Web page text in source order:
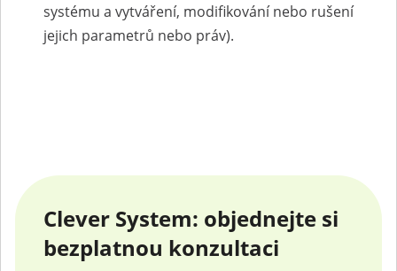
systému a vytváření, modifikování nebo rušení
jejich parametrů nebo práv).
Clever System: objednejte si
bezplatnou konzultaci